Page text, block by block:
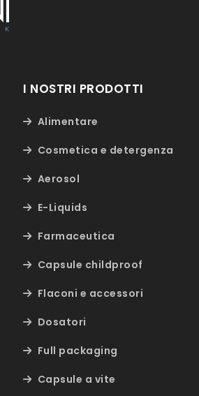
I NOSTRI PRODOTTI
Alimentare
Cosmetica e detergenza
Aerosol
E-Liquids
Farmaceutica
Capsule childproof
Flaconi e accessori
Dosatori
Full packaging
Capsule a vite